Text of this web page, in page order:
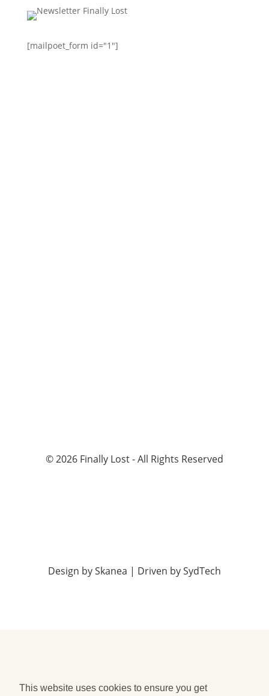
This website uses cookies to ensure you get
[mailpoet_form id="1"]
©2026Finally Lost - All Rights Reserved
Design bySkanea | Driven bySydTech